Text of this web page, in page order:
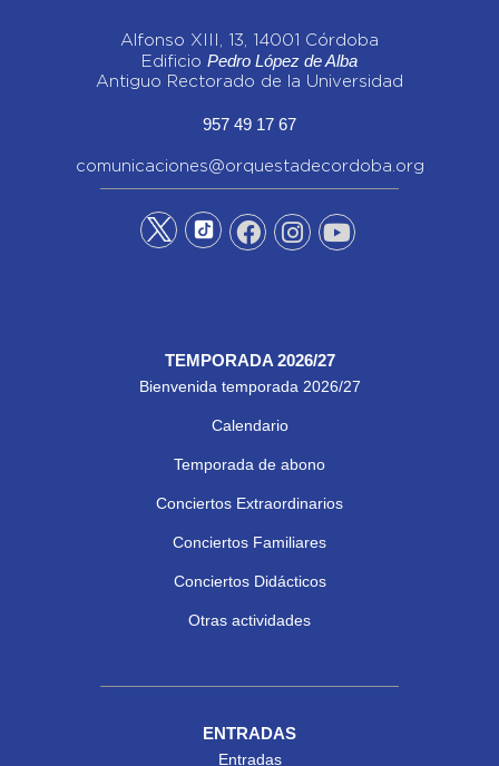
Alfonso XIII, 13, 14001 Córdoba
Edificio Pedro López de Alba
Antiguo Rectorado de la Universidad
957 49 17 67
comunicaciones@orquestadecordoba.org
TEMPORADA 2026/27
Bienvenida temporada 2026/27
Calendario
Temporada de abono
Conciertos Extraordinarios
Conciertos Familiares
Conciertos Didácticos
Otras actividades
ENTRADAS
Entradas